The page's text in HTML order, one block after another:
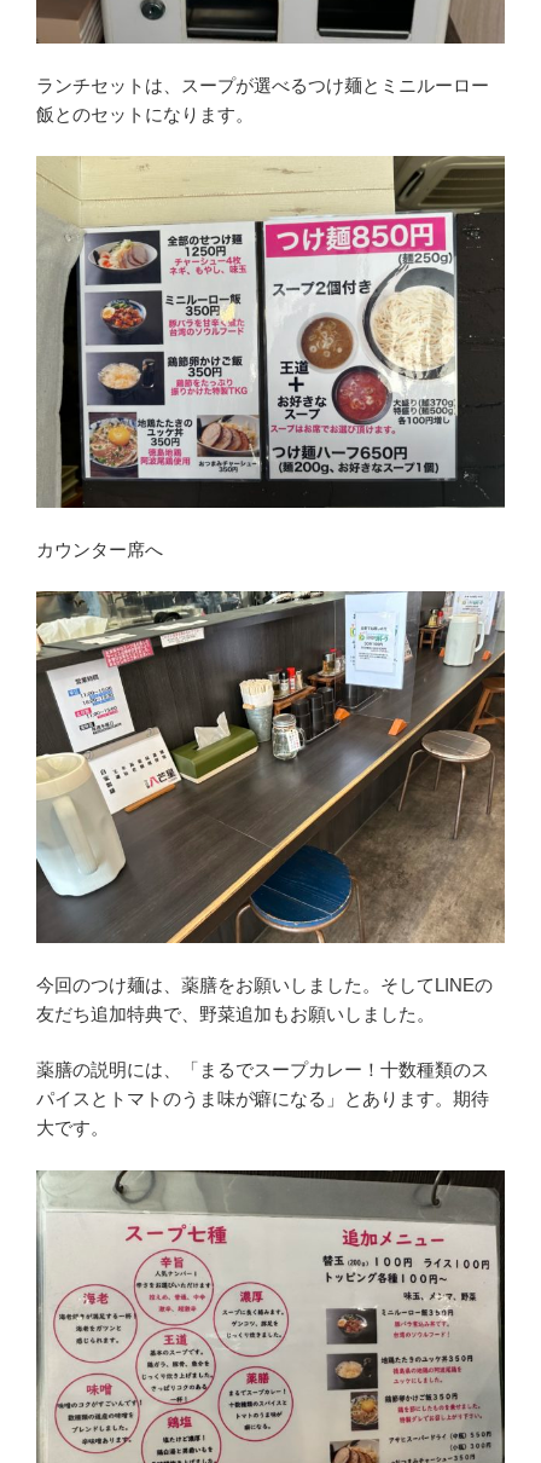
ランチセットは、スープが選べるつけ麺とミニルーロー
飯とのセットになります。
カウンター席へ
今回のつけ麺は、薬膳をお願いしました。そしてLINEの
友だち追加特典で、野菜追加もお願いしました。
薬膳の説明には、「まるでスープカレー！十数種類のス
パイスとトマトのうま味が癖になる」とあります。期待
大です。